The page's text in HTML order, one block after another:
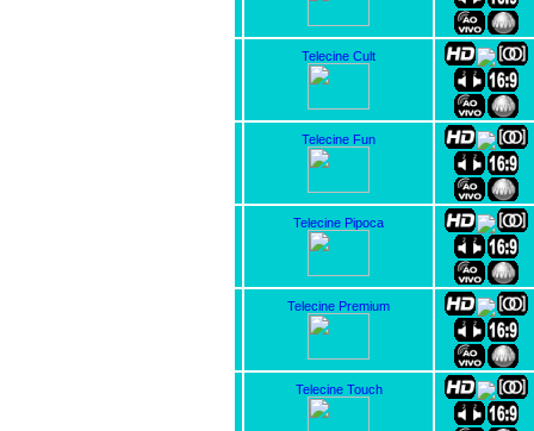
Telecine Cult
Telecine Fun
Telecine Pipoca
Telecine Premium
Telecine Touch